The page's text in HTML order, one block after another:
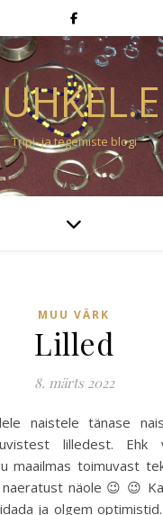
Tripi- ja tegemiste blogi
MUU VÄRK
Lilled
8. märts 2022
lilledest. Ehk
maailmas toimuvast
näole 😉 😉
ja olgem